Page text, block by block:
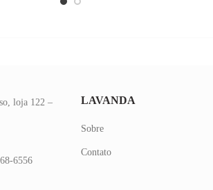
loja 122 –
6556
LAVANDA
Sobre
Contato